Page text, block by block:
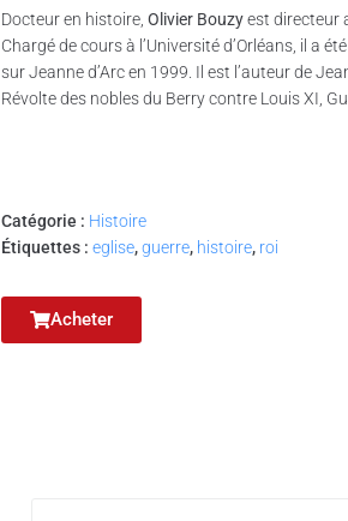
Docteur en histoire, Olivier Bouzyest directeur
Chargé de cours à l’Université d’Orléans, il a
sur Jeanne d’Arc en 1999. Il est l’auteur de
Révolte des nobles du Berry contre Louis XI,
Catégorie : Histoire
Étiquettes : eglise,guerre, histoire, roi
Acheter